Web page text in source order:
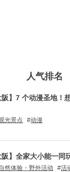
人气排名
阪】7 个动漫圣地！
光景点 动漫
阪】全家大小能一同
然体验・野外活动 活